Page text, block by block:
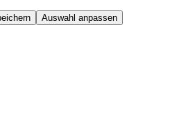
Auswahl anpassen